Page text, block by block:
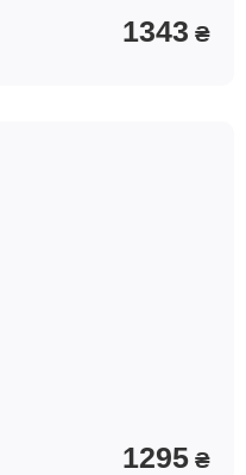
1343 ₴
1295 ₴